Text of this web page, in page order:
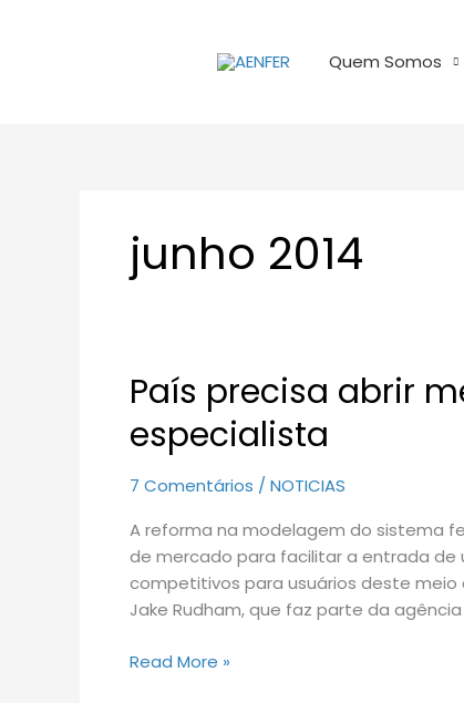
Quem Somos
junho 2014
País precisa abrir
especialista
7 Comentários / NOTICIAS
A reforma na modelagem do sistema
de mercado para facilitar a entrada de
competitivos para usuários deste
Jake Rudham, que faz parte da
País
precisa
abrir
mercado
ferroviário,
especialista
Read More »